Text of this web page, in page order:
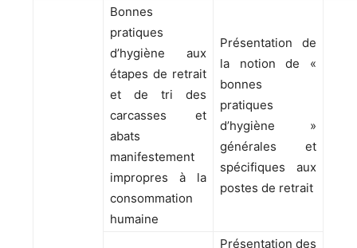
Bonnes
pratiques
d’hygiène aux
étapes de retrait
et de tri des
carcasses et
abats
manifestement
impropres à la
consommation
humaine
Présentation de
la notion de «
bonnes
pratiques
d’hygiène »
générales et
spécifiques aux
postes de retrait
Présentation des